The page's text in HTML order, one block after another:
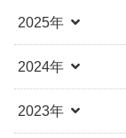
2025年
2024年
2023年